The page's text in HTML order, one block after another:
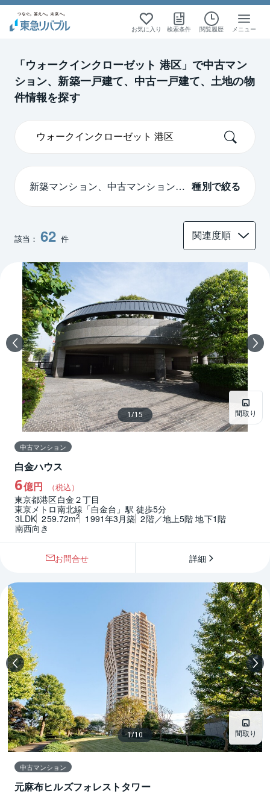
お気に入り 検索条件 閲覧履歴 メニュー
「ウォークインクローゼット 港区」で中古マン
ション、新築一戸建て、中古一戸建て、土地の物
件情報を探す
新築マンション、中古マンション、 種別で絞る
該当： 62 件
間取り
1/15
中古マンション
白金ハウス
6億円 （税込）
東京都港区白金２丁目
東京メトロ南北線「白金台」駅 徒歩5分
3LDK 259.72m2 1991年3月築 2階／地上5階 地下1階
南西向き
お問合せ 詳細
間取り
1/10
中古マンション
元麻布ヒルズフォレストタワー
絞り込み検索
東京
絞り込み検索
新築マンション
中古マンション
中古一戸建て
絞り込み検索
東京
絞り込み検索
新築マンション
中古マンション
中古一戸建て